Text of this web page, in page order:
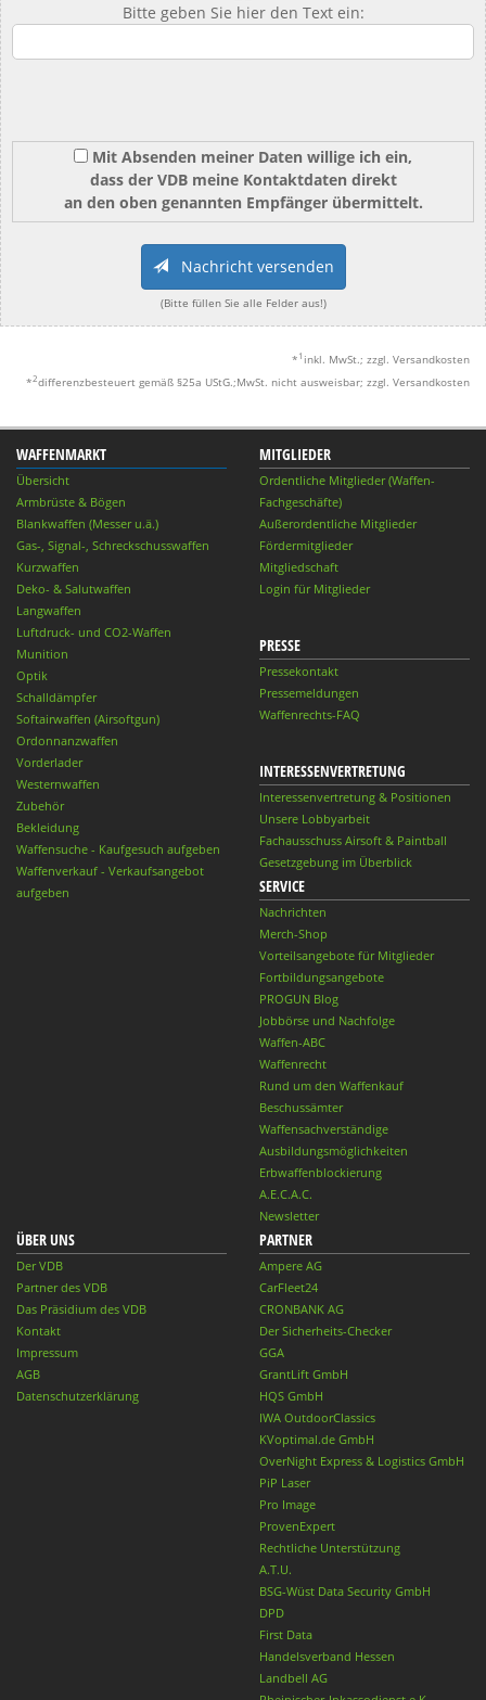
Bitte geben Sie hier den Text ein:
Mit Absenden meiner Daten willige ich ein,
dass der VDB meine Kontaktdaten direkt
an den oben genannten Empfänger übermittelt.
Nachricht versenden
(Bitte füllen Sie alle Felder aus!)
* 1 inkl. MwSt.; zzgl. Versandkosten
*2differenzbesteuert gemäß §25a UStG.;MwSt. nicht ausweisbar; zzgl. Versandkosten
WAFFENMARKT
Übersicht
Armbrüste & Bögen
Blankwaffen (Messer u.ä.)
Gas-, Signal-, Schreckschusswaffen
Kurzwaffen
Deko- & Salutwaffen
Langwaffen
Luftdruck- und CO2-Waffen
Munition
Optik
Schalldämpfer
Softairwaffen (Airsoftgun)
Ordonnanzwaffen
Vorderlader
Westernwaffen
Zubehör
Bekleidung
Waffensuche - Kaufgesuch aufgeben
Waffenverkauf - Verkaufsangebot
aufgeben
MITGLIEDER
Ordentliche Mitglieder (Waffen-
Fachgeschäfte)
Außerordentliche Mitglieder
Fördermitglieder
Mitgliedschaft
Login für Mitglieder
PRESSE
Pressekontakt
Pressemeldungen
Waffenrechts-FAQ
INTERESSENVERTRETUNG
Interessenvertretung & Positionen
Unsere Lobbyarbeit
Fachausschuss Airsoft & Paintball
Gesetzgebung im Überblick
SERVICE
Nachrichten
Merch-Shop
Vorteilsangebote für Mitglieder
Fortbildungsangebote
PROGUN Blog
Jobbörse und Nachfolge
Waffen-ABC
Waffenrecht
Rund um den Waffenkauf
Beschussämter
Waffensachverständige
Ausbildungsmöglichkeiten
Erbwaffenblockierung
A.E.C.A.C.
Newsletter
ÜBER UNS
Der VDB
Partner des VDB
Das Präsidium des VDB
Kontakt
Impressum
AGB
Datenschutzerklärung
PARTNER
Ampere AG
CarFleet24
CRONBANK AG
Der Sicherheits-Checker
GGA
GrantLift GmbH
HQS GmbH
IWA OutdoorClassics
KVoptimal.de GmbH
OverNight Express & Logistics GmbH
PiP Laser
Pro Image
ProvenExpert
Rechtliche Unterstützung
A.T.U.
BSG-Wüst Data Security GmbH
DPD
First Data
Handelsverband Hessen
Landbell AG